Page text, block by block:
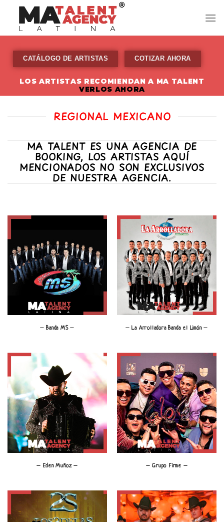
content
CATÁLOGO DE ARTISTAS COTIZAR AHORA
LOS ARTISTAS RECOMIENDAN A MA TALENT
VERLOS AHORA
REGIONAL MEXICANO
MA TALENT ES UNA AGENCIA DE
BOOKING, LOS ARTISTAS AQUÍ
MENCIONADOS NO SON EXCLUSIVOS
DE NUESTRA AGENCIA.
– Banda MS – – La Arrolladora Banda el Limón –
– Eden Muñoz – – Grupo Firme –